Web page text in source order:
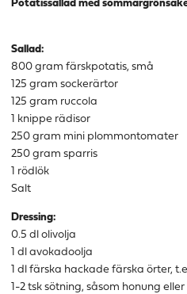
Potatissallad med
Sallad:
800 gram färskpotatis, små
125 gram sockerärtor
125 gram ruccola
1 knippe rädisor
250 gram mini plommontomater
250 gram sparris
1 rödlök
Salt
Dressing:
0.5 dl olivolja
1 dl avokadoolja
1 dl färska hackade färska örter,
1-2 tsk sötning, såsom honung